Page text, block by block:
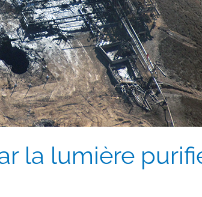
la lumière